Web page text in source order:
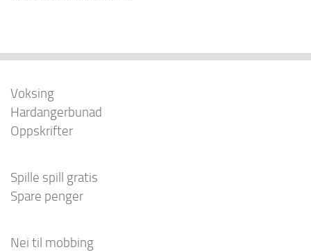
Voksing
Hardangerbunad
Oppskrifter
Spille spill gratis
Spare penger
Nei til mobbing